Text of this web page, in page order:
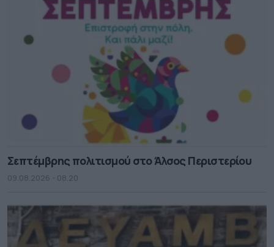
Σεπτέμβρης πολιτισμού στο Άλσος Περιστερίου
09.08.2026 - 08.20